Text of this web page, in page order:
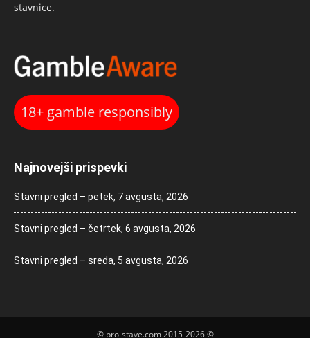
stavnice.
18+ gamble responsibly
Najnovejši prispevki
Stavni pregled – petek, 7 avgusta, 2026
Stavni pregled – četrtek, 6 avgusta, 2026
Stavni pregled – sreda, 5 avgusta, 2026
© pro-stave.com 2015-2026 ©